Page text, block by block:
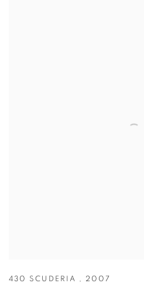
430 SCUDERIA , 2007